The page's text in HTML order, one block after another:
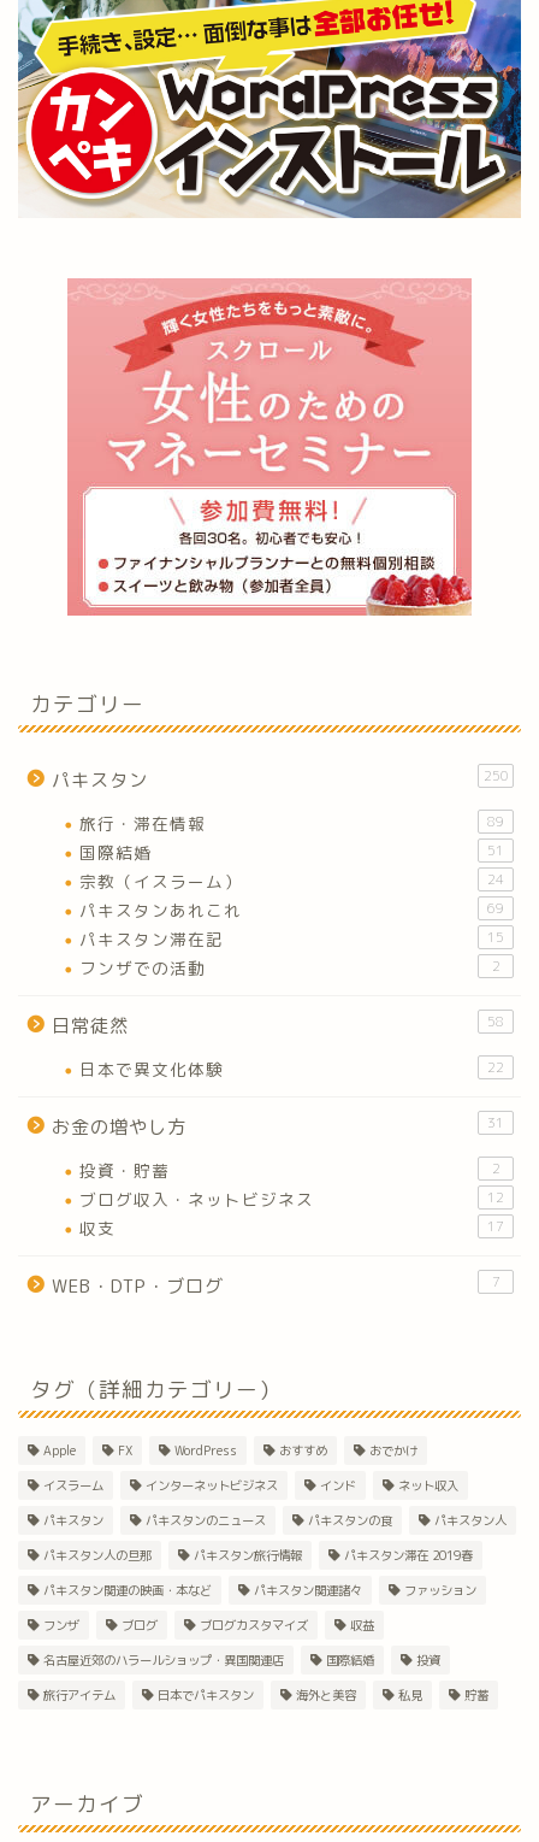
カテゴリー
パキスタン 250
旅行・滞在情報 89
国際結婚 51
宗教（イスラーム） 24
パキスタンあれこれ 69
パキスタン滞在記 15
フンザでの活動 2
日常徒然 58
日本で異文化体験 22
お金の増やし方 31
投資・貯蓄 2
ブログ収入・ネットビジネス 12
収支 17
WEB・DTP・ブログ 7
タグ（詳細カテゴリー）
Apple FX WordPress おすすめ おでかけ
イスラーム インターネットビジネス インド ネット収入
パキスタン パキスタンのニュース パキスタンの食 パキスタン人
パキスタン人の旦那 パキスタン旅行情報 パキスタン滞在 2019春
パキスタン関連の映画・本など パキスタン関連諸々 ファッション
フンザ ブログ ブログカスタマイズ 収益
名古屋近郊のハラールショップ・異国関連店 国際結婚 投資
旅行アイテム 日本でパキスタン 海外と美容 私見 貯蓄
アーカイブ